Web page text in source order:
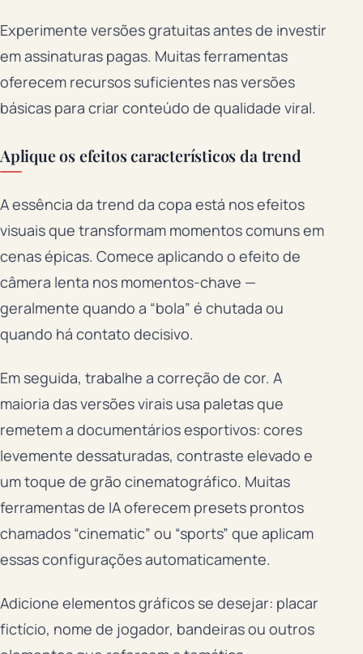
Experimente versões gratuitas antes de investir
em assinaturas pagas. Muitas ferramentas
oferecem recursos suficientes nas versões
básicas para criar conteúdo de qualidade viral.
Aplique os efeitos característicos da trend
A essência da trend da copa está nos efeitos
visuais que transformam momentos comuns em
cenas épicas. Comece aplicando o efeito de
câmera lenta nos momentos-chave —
geralmente quando a “bola” é chutada ou
quando há contato decisivo.
Em seguida, trabalhe a correção de cor. A
maioria das versões virais usa paletas que
remetem a documentários esportivos: cores
levemente dessaturadas, contraste elevado e
um toque de grão cinematográfico. Muitas
ferramentas de IA oferecem presets prontos
chamados “cinematic” ou “sports” que aplicam
essas configurações automaticamente.
Adicione elementos gráficos se desejar: placar
fictício, nome de jogador, bandeiras ou outros